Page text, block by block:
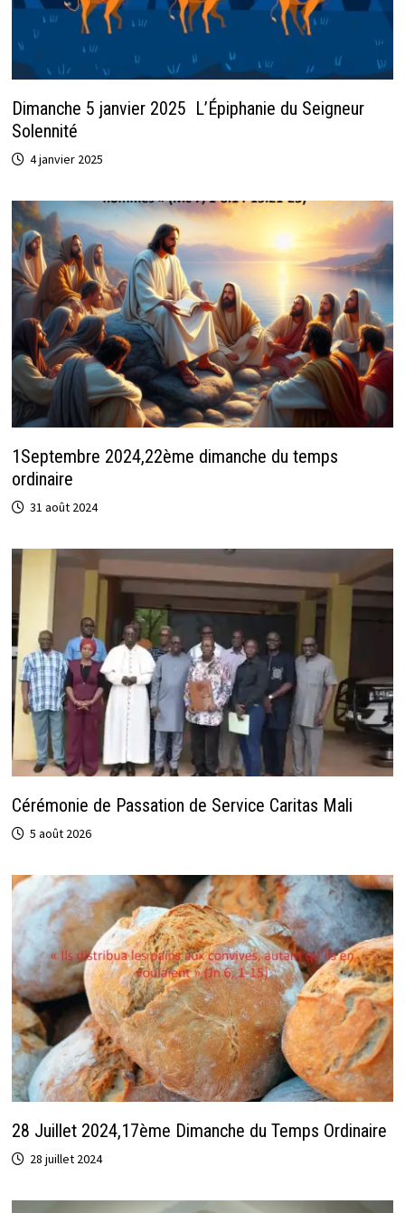
Dimanche 5 janvier 2025 L’Épiphanie du Seigneur
Solennité
4 janvier 2025
1Septembre 2024,22ème dimanche du temps
ordinaire
31 août 2024
Cérémonie de Passation de Service Caritas Mali
5 août 2026
28 Juillet 2024,17ème Dimanche du Temps Ordinaire
28 juillet 2024